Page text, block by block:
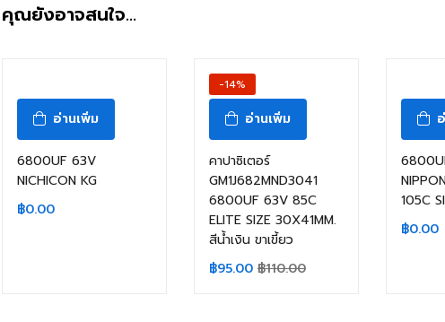
คุณยังอาจสนใจ…
อ่านเพิ่ม
6800UF 63V
NICHICON KG
฿0.00
-14%
อ่านเพิ่ม
คาปาซิเตอร์
GM1J682MND3041
6800UF 63V 85C
ELITE SIZE 30X41MM.
สีน้ำเงิน ขาเขี้ยว
฿95.00 ฿110.00
105C
฿0.00